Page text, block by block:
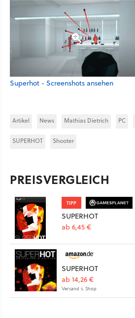
Superhot - Screenshots ansehen
Artikel News Mathias Dietrich PC
SUPERHOT Shooter
PREISVERGLEICH
TIPP
SUPERHOT
ab 6,45 €
SUPERHOT
ab 14,26 €
Versand s. Shop